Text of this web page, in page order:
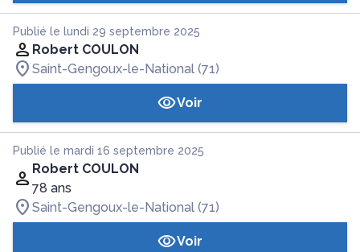
Publié le lundi 29 septembre 2025
Robert COULON
Saint-Gengoux-le-National (71)
Voir
Publié le mardi 16 septembre 2025
Robert COULON
78 ans
Saint-Gengoux-le-National (71)
Voir